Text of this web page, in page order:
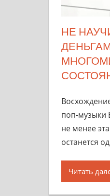
НЕ
поп-музыки
не менее
останется
Читать